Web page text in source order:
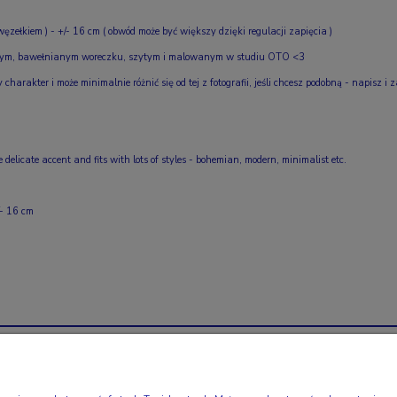
) - +/- 16 cm ( obwód może być większy dzięki regulacji zapięcia )
bawełnianym woreczku, szytym i malowanym w studiu OTO <3
i może minimalnie różnić się od tej z fotografii, jeśli chcesz podobną - napisz i
accent and fits with lots of styles - bohemian, modern, minimalist etc.
16 cm
JEWELRY KONTAKT REGULAMIN